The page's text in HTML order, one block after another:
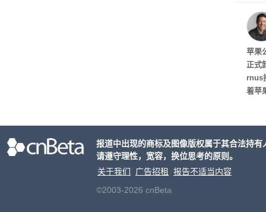
任
苹果
正式
rnus
着苹
长已
报道中出现的商标及图像版权属于其合法持
请遵守理性，宽容，换位思考的原则。
关于我们
广告招租
报告不适当内容
©2003-2026 cnBeta